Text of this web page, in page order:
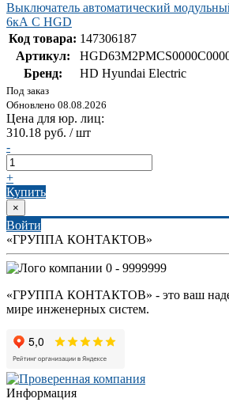
Выключатель автоматический
6кА С HGD
Код товара: 147306187
Артикул:
Бренд:
HD Hyundai Electric
Под заказ
Обновлено 08.08.2026
Цена для юр. лиц:
310.18 руб. / шт
-
+
Купить
×
Войти
«ГРУППА КОНТАКТОВ»
0 - 9999999
«ГРУППА КОНТАКТОВ» - это ваш
мире инженерных систем.
Информация